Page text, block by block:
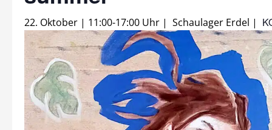
22. Oktober | 11:00-17:00 Uhr | Schaulager Erdel |